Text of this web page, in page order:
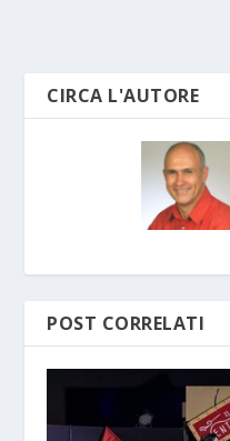
CIRCA L'AUTORE
POST CORRELATI